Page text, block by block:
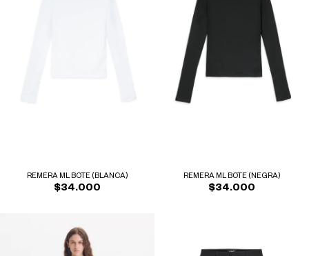
REMERA ML BOTE (BLANCA)
$34.000
REMERA ML BOTE (NEGRA)
$34.000